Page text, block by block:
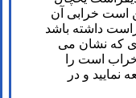
است خرابی آن
داشته باشد
که نشان می
است را
نمایید و در